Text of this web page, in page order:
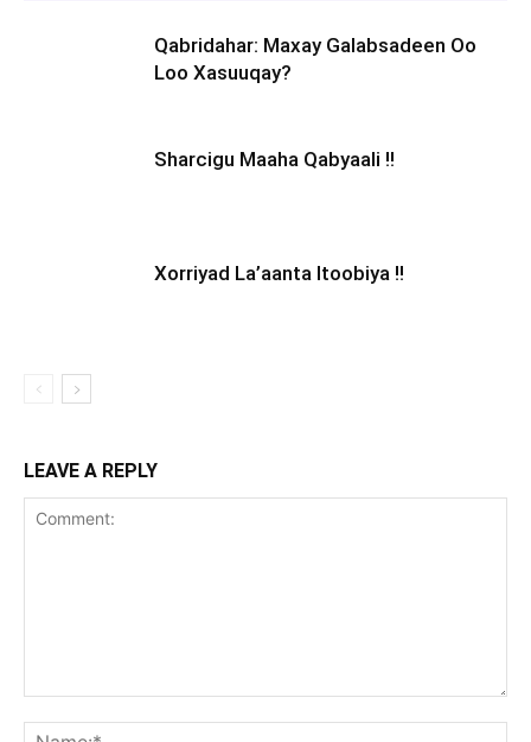
Qabridahar: Maxay Galabsadeen Oo
Loo Xasuuqay?
Sharcigu Maaha Qabyaali !!
Xorriyad La’aanta Itoobiya !!
LEAVE A REPLY